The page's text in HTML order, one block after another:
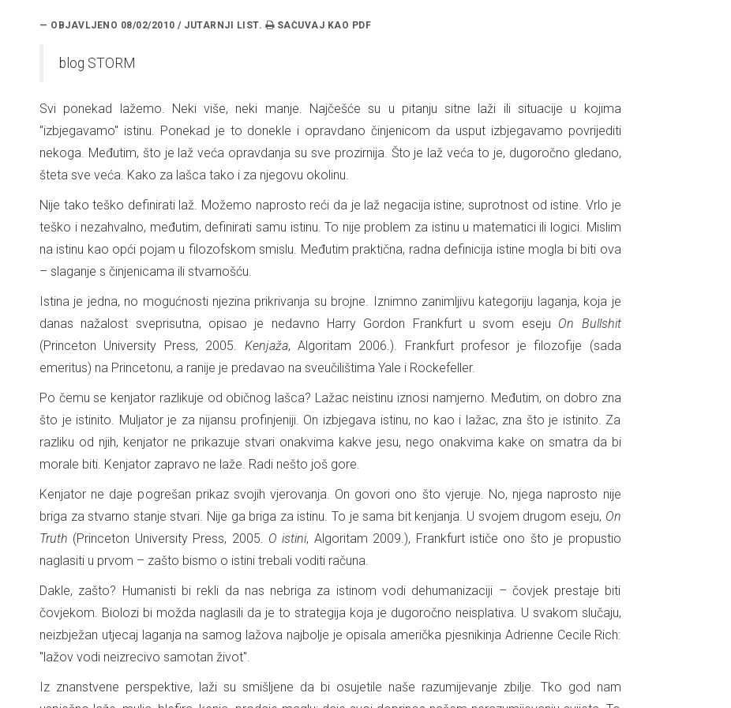
— OBJAVLJENO 08/02/2010 / JUTARNJI LIST.
blog STORM
Svi ponekad lažemo. Neki više, neki manje. Najčešće su u pitanju sitne laži ili situacije u kojima
"izbjegavamo" istinu. Ponekad je to donekle i opravdano činjenicom da usput izbjegavamo povrijediti
nekoga. Međutim, što je laž veća opravdanja su sve prozirnija. Što je laž veća to je, dugoročno gledano,
šteta sve veća. Kako za lašca tako i za njegovu okolinu.
Nije tako teško definirati laž. Možemo naprosto reći da je laž negacija istine; suprotnost od istine. Vrlo je
teško i nezahvalno, međutim, definirati samu istinu. To nije problem za istinu u matematici ili logici. Mislim
na istinu kao opći pojam u filozofskom smislu. Međutim praktična, radna definicija istine mogla bi biti ova
– slaganje s činjenicama ili stvarnošću.
Istina je jedna, no mogućnosti njezina prikrivanja su brojne. Iznimno zanimljivu kategoriju laganja, koja je
danas nažalost sveprisutna, opisao je nedavno Harry Gordon Frankfurt u svom eseju On Bullshit
(Princeton University Press, 2005. Kenjaža, Algoritam 2006.). Frankfurt profesor je filozofije (sada
emeritus) na Princetonu, a ranije je predavao na sveučilištima Yale i Rockefeller.
Po čemu se kenjator razlikuje od običnog lašca? Lažac neistinu iznosi namjerno. Međutim, on dobro zna
što je istinito. Muljator je za nijansu profinjeniji. On izbjegava istinu, no kao i lažac, zna što je istinito. Za
razliku od njih, kenjator ne prikazuje stvari onakvima kakve jesu, nego onakvima kake on smatra da bi
morale biti. Kenjator zapravo ne laže. Radi nešto još gore.
Kenjator ne daje pogrešan prikaz svojih vjerovanja. On govori ono što vjeruje. No, njega naprosto nije
briga za stvarno stanje stvari. Nije ga briga za istinu. To je sama bit kenjanja. U svojem drugom eseju, On
Truth (Princeton University Press, 2005. O istini, Algoritam 2009.), Frankfurt ističe ono što je propustio
naglasiti u prvom – zašto bismo o istini trebali voditi računa.
Dakle, zašto? Humanisti bi rekli da nas nebriga za istinom vodi dehumanizaciji – čovjek prestaje biti
čovjekom. Biolozi bi možda naglasili da je to strategija koja je dugoročno neisplativa. U svakom slučaju,
neizbježan utjecaj laganja na samog lažova najbolje je opisala američka pjesnikinja Adrienne Cecile Rich:
"lažov vodi neizrecivo samotan život".
Iz znanstvene perspektive, laži su smišljene da bi osujetile naše razumijevanje zbilje. Tko god nam